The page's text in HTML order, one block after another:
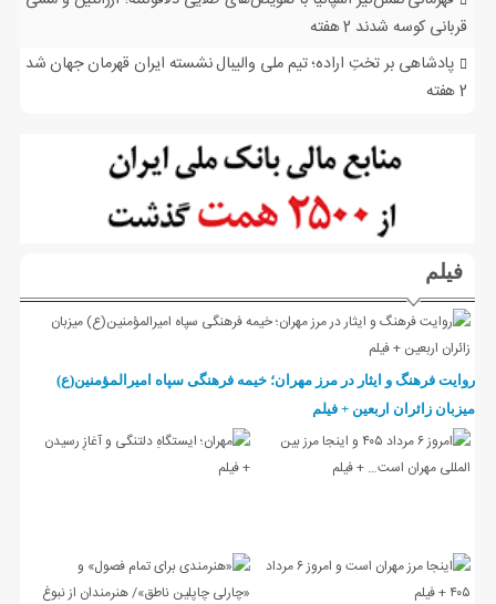
قربانی کوسه شدند 2 هفته
پادشاهی بر تختِ اراده؛ تیم ملی والیبال نشسته ایران قهرمان جهان شد
2 هفته
فیلم
روایت فرهنگ و ایثار در مرز مهران؛ خیمه فرهنگی سپاه امیرالمؤمنین(ع)
میزبان زائران اربعین + فیلم